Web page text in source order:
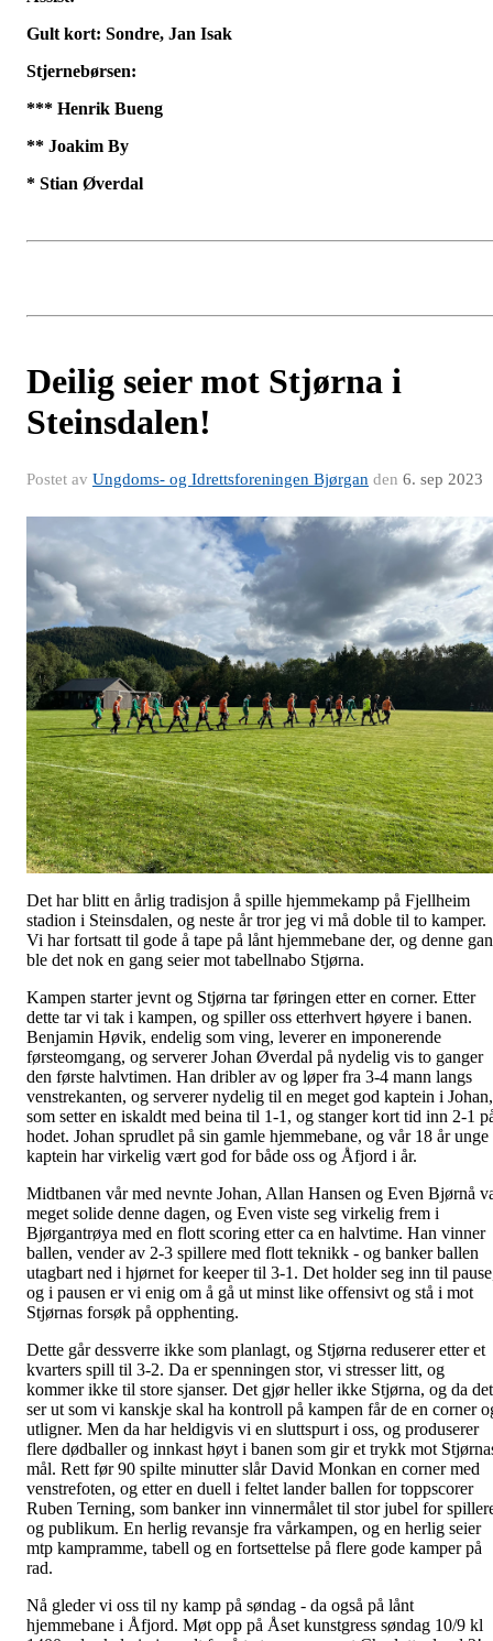
Gult kort: Sondre, Jan Isak
Stjernebørsen:
*** Henrik Bueng
** Joakim By
* Stian Øverdal
Deilig seier mot Stjørna i
Steinsdalen!
Postet av Ungdoms- og Idrettsforeningen Bjørgan den 6. sep 2023
Det har blitt en årlig tradisjon å spille hjemmekamp på Fjellheim
stadion i Steinsdalen, og neste år tror jeg vi må doble til to kamper.
Vi har fortsatt til gode å tape på lånt hjemmebane der, og denne
ble det nok en gang seier mot tabellnabo Stjørna.
Kampen starter jevnt og Stjørna tar føringen etter en corner. Etter
dette tar vi tak i kampen, og spiller oss etterhvert høyere i banen.
Benjamin Høvik, endelig som ving, leverer en imponerende
førsteomgang, og serverer Johan Øverdal på nydelig vis to ganger
den første halvtimen. Han dribler av og løper fra 3-4 mann langs
venstrekanten, og serverer nydelig til en meget god kaptein i Johan,
som setter en iskaldt med beina til 1-1, og stanger kort tid inn 2-1
hodet. Johan sprudlet på sin gamle hjemmebane, og vår 18 år unge
kaptein har virkelig vært god for både oss og Åfjord i år.
Midtbanen vår med nevnte Johan, Allan Hansen og Even Bjørnå
meget solide denne dagen, og Even viste seg virkelig frem i
Bjørgantrøya med en flott scoring etter ca en halvtime. Han vinner
ballen, vender av 2-3 spillere med flott teknikk - og banker ballen
utagbart ned i hjørnet for keeper til 3-1. Det holder seg inn til
og i pausen er vi enig om å gå ut minst like offensivt og stå i mot
Stjørnas forsøk på opphenting.
Dette går dessverre ikke som planlagt, og Stjørna reduserer etter et
kvarters spill til 3-2. Da er spenningen stor, vi stresser litt, og
kommer ikke til store sjanser. Det gjør heller ikke Stjørna, og da det
ser ut som vi kanskje skal ha kontroll på kampen får de en corner
utligner. Men da har heldigvis vi en sluttspurt i oss, og produserer
flere dødballer og innkast høyt i banen som gir et trykk mot
mål. Rett før 90 spilte minutter slår David Monkan en corner med
venstrefoten, og etter en duell i feltet lander ballen for toppscorer
Ruben Terning, som banker inn vinnermålet til stor jubel for
og publikum. En herlig revansje fra vårkampen, og en herlig seier
mtp kampramme, tabell og en fortsettelse på flere gode kamper på
rad.
Nå gleder vi oss til ny kamp på søndag - da også på lånt
hjemmebane i Åfjord. Møt opp på Åset kunstgress søndag 10/9 kl